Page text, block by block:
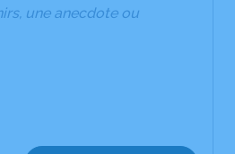
une anecdote ou